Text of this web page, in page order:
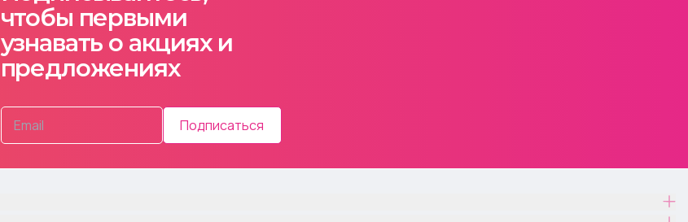
чтобы первыми
узнавать о акциях и
предложениях
Подписаться